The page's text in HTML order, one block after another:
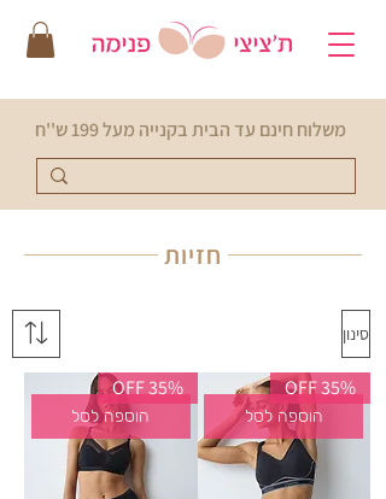
משלוח חינם עד הבית בקנייה מעל 199 ש''ח
חזיות
סינון
הוספה לסל
35% OFF
הוספה לסל
35% OFF